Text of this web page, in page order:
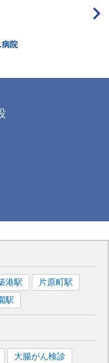
病院
港駅 片原町駅
駅
大腸がん検診